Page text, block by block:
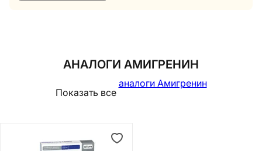
АНАЛОГИ АМИГРЕНИН
Показать все
аналоги Амигренин